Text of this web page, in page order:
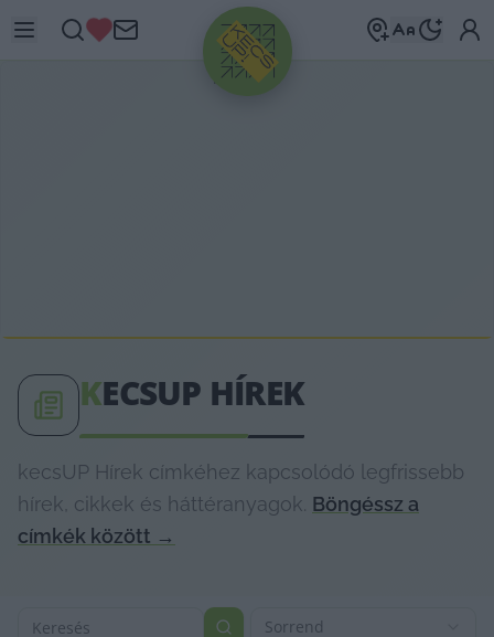
HIRDETÉS
KECSUP HÍREK
kecsUP Hírek címkéhez kapcsolódó legfrissebb
hírek, cikkek és háttéranyagok. Böngéssz a
címkék között →
Sorrend